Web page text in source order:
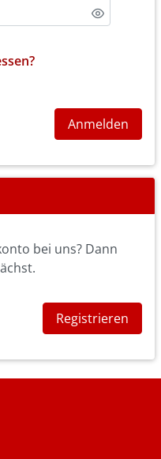
Anmelden
bei uns? Dann
Registrieren